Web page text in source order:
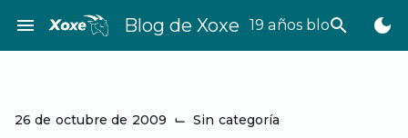
contenido
menu Blog de Xoxe 19 años bloggeando
search dark_mode
26 de octubre de 2009 ⌙ Sin categoría